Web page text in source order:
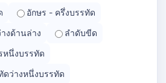
อักษร - ครึ่งบรรทัด
งด้านล่าง
ลำดับขีด
หนึ่งบรรทัด
ว่างหนึ่งบรรทัด